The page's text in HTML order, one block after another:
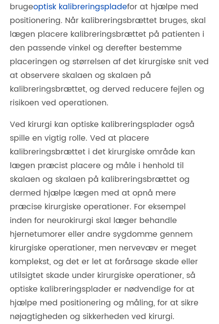
brugeoptisk kalibreringspladefor at hjælpe med
positionering. Når kalibreringsbrættet bruges, skal
lægen placere kalibreringsbrættet på patienten i
den passende vinkel og derefter bestemme
placeringen og størrelsen af ​​det kirurgiske snit ved
at observere skalaen og skalaen på
kalibreringsbrættet, og derved reducere fejlen og
risikoen ved operationen.
Ved kirurgi kan optiske kalibreringsplader også
spille en vigtig rolle. Ved at placere
kalibreringsbrættet i det kirurgiske område kan
lægen præcist placere og måle i henhold til
skalaen og skalaen på kalibreringsbrættet og
dermed hjælpe lægen med at opnå mere
præcise kirurgiske operationer. For eksempel
inden for neurokirurgi skal læger behandle
hjernetumorer eller andre sygdomme gennem
kirurgiske operationer, men nervevæv er meget
komplekst, og det er let at forårsage skade eller
utilsigtet skade under kirurgiske operationer, så
optiske kalibreringsplader er nødvendige for at
hjælpe med positionering og måling, for at sikre
nøjagtigheden og sikkerheden ved kirurgi.